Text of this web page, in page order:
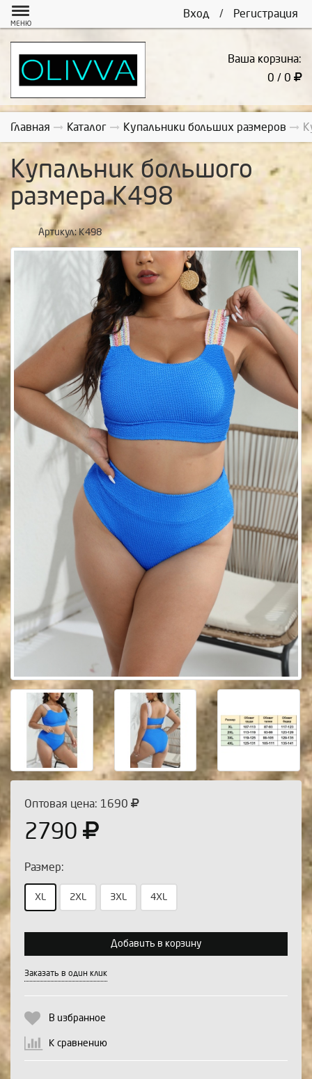
Вход / Регистрация
МЕНЮ
Ваша корзина:
0 / 0
Главная Каталог Купальники больших размеров
Купальник большого
размера К498
Артикул:К498
Оптовая цена: 1690
2790
Размер:
XL 2XL 3XL 4XL
Выберите количество:
Продолжить Отмена
Добавить в корзину
Заказать в один клик
В избранное
К сравнению